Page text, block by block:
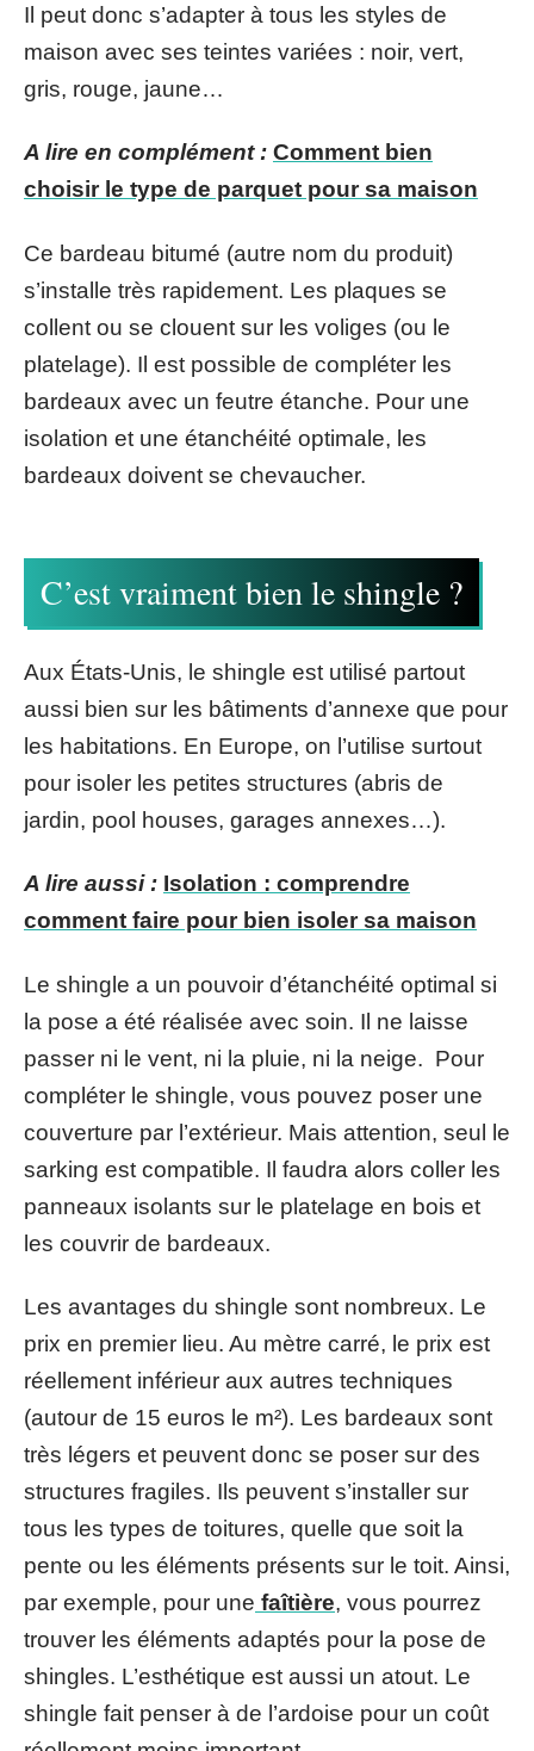
Il peut donc s’adapter à tous les styles de
maison avec ses teintes variées : noir, vert,
gris, rouge, jaune…
A lire en complément : Comment bien
choisir le type de parquet pour sa maison
Ce bardeau bitumé (autre nom du produit)
s’installe très rapidement. Les plaques se
collent ou se clouent sur les voliges (ou le
platelage). Il est possible de compléter les
bardeaux avec un feutre étanche. Pour une
isolation et une étanchéité optimale, les
bardeaux doivent se chevaucher.
C’est vraiment bien le shingle ?
Aux États-Unis, le shingle est utilisé partout
aussi bien sur les bâtiments d’annexe que pour
les habitations. En Europe, on l’utilise surtout
pour isoler les petites structures (abris de
jardin, pool houses, garages annexes…).
A lire aussi : Isolation : comprendre
comment faire pour bien isoler sa maison
Le shingle a un pouvoir d’étanchéité optimal si
la pose a été réalisée avec soin. Il ne laisse
passer ni le vent, ni la pluie, ni la neige. Pour
compléter le shingle, vous pouvez poser une
couverture par l’extérieur. Mais attention, seul le
sarking est compatible. Il faudra alors coller les
panneaux isolants sur le platelage en bois et
les couvrir de bardeaux.
Les avantages du shingle sont nombreux. Le
prix en premier lieu. Au mètre carré, le prix est
réellement inférieur aux autres techniques
(autour de 15 euros le m²). Les bardeaux sont
très légers et peuvent donc se poser sur des
structures fragiles. Ils peuvent s’installer sur
tous les types de toitures, quelle que soit la
pente ou les éléments présents sur le toit. Ainsi,
par exemple, pour une faîtière, vous pourrez
trouver les éléments adaptés pour la pose de
shingles. L’esthétique est aussi un atout. Le
shingle fait penser à de l’ardoise pour un coût